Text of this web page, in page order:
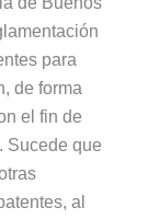
para
de forma
el fin de
Sucede que
al